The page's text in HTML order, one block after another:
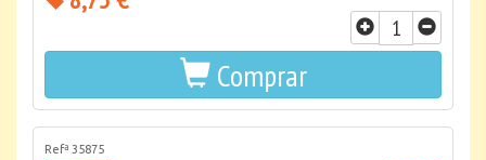
Comprar
Refª 35875